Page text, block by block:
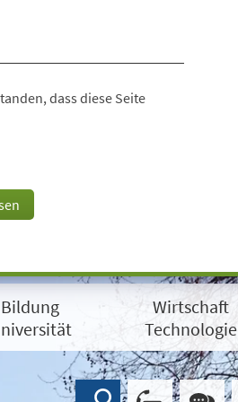
dass diese Seite
Bildung
Wirtschaft
Technologie